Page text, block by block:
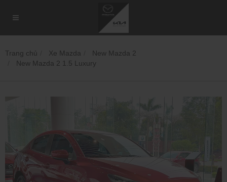
Trang chủ Xe Mazda
New Mazda 2
New Mazda 2 1.5 Luxury